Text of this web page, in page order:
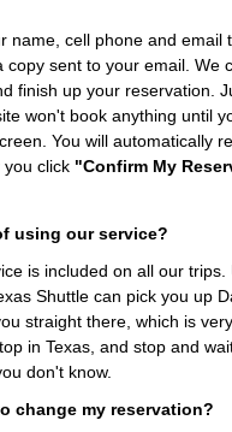
name, cell phone and email
copy sent to your email. We
finish up your reservation.
won't book anything until
You will automatically
click "Confirm My
using our service?
is included on all our
Shuttle can pick you up
straight there, which is
in Texas, and stop and
don't know.
change my reservation?